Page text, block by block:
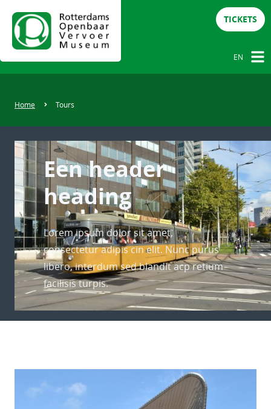
TICKETS
EN
Home Tours
Een header
heading
Lorem ipsum dolor sit amet,
consectetur adipis cin elit. Nunc purus
libero, interdum sed blandit acp retium
facilisis turpis.